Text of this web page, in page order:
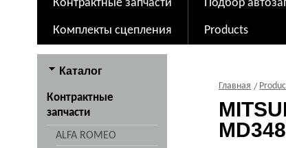
Контрактные запчасти Подбор
Комплекты сцепления Products
Каталог
Контрактные
запчасти
ALFA ROMEO
Главная